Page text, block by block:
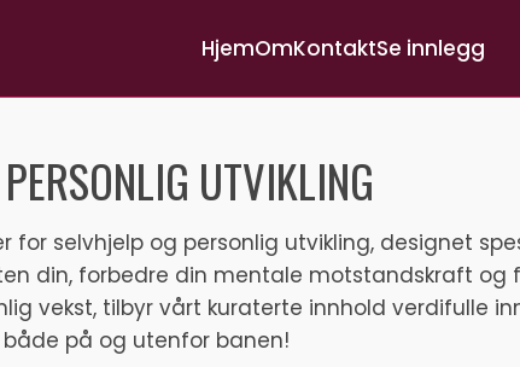
HjemOmKontaktSe innlegg
UTVIKLING
for selvhjelp og personlig utvikling, designet
din, forbedre din mentale motstandskraft og
vekst, tilbyr vårt kuraterte innhold verdifulle
på og utenfor banen!